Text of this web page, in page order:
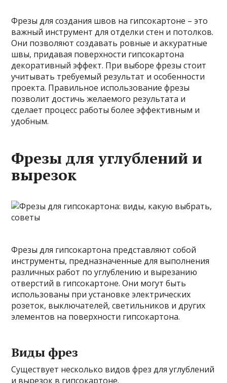
Фрезы для создания швов на гипсокартоне – это
важный инструмент для отделки стен и потолков.
Они позволяют создавать ровные и аккуратные
швы, придавая поверхности гипсокартона
декоративный эффект. При выборе фрезы стоит
учитывать требуемый результат и особенности
проекта. Правильное использование фрезы
позволит достичь желаемого результата и
сделает процесс работы более эффективным и
удобным.
Фрезы для углублений и
вырезок
Фрезы для гипсокартона представляют собой
инструменты, предназначенные для выполнения
различных работ по углублению и вырезанию
отверстий в гипсокартоне. Они могут быть
использованы при установке электрических
розеток, выключателей, светильников и других
элементов на поверхности гипсокартона.
Виды фрез
Существует несколько видов фрез для углублений
и вырезок в гипсокартоне.